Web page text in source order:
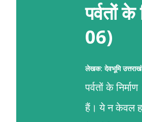
पर्वतों
06)
लेखक:देवभूमि
पर्वतों के
हैं। ये न केवल